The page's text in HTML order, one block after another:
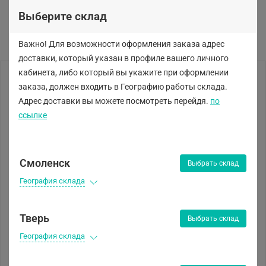
Выберите склад
Важно! Для возможности оформления заказа адрес
доставки, который указан в профиле вашего личного
кабинета, либо который вы укажите при оформлении
заказа, должен входить в Географию работы склада.
Адрес доставки вы можете посмотреть перейдя. по
ссылке
Смоленск Выбрать склад
География склада
Тверь Выбрать склад
География склада